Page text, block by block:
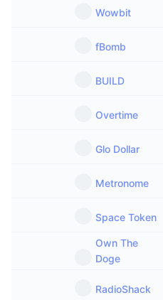
Wowbit
fBomb
BUILD
Overtime
Glo Dollar
Metronome
Space Token
Own The
Doge
RadioShack